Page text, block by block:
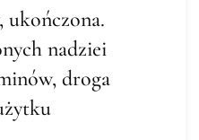
ukończona.
nadziei
droga